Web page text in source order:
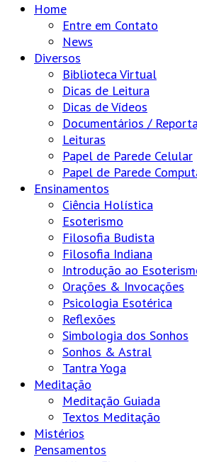
Home
Entre em Contato
News
Diversos
Biblioteca Virtual
Dicas de Leitura
Dicas de Vídeos
Documentários /
Leituras
Papel de Parede Celular
Papel de Parede
Ensinamentos
Ciência Holística
Esoterismo
Filosofia Budista
Filosofia Indiana
Introdução ao
Orações & Invocações
Psicologia Esotérica
Reflexões
Simbologia dos Sonhos
Sonhos & Astral
Tantra Yoga
Meditação
Meditação Guiada
Textos Meditação
Mistérios
Pensamentos